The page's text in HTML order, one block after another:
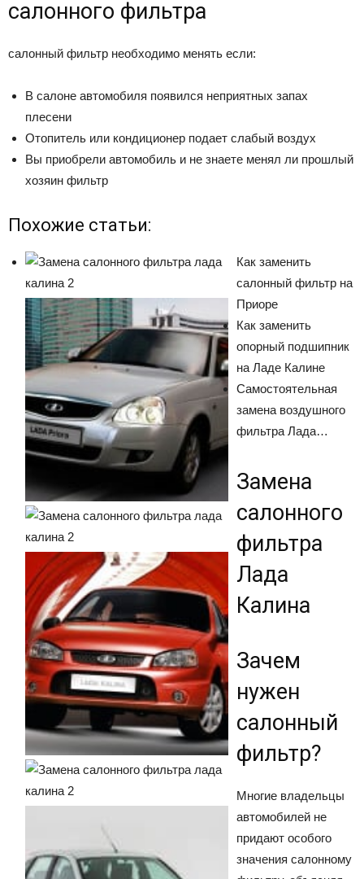
салонного фильтра
салонный фильтр необходимо менять если:
В салоне автомобиля появился неприятных запах
плесени
Отопитель или кондиционер подает слабый воздух
Вы приобрели автомобиль и не знаете менял ли прошлый
хозяин фильтр
Похожие статьи:
Как заменить
салонный фильтр на
Приоре
Как заменить
опорный подшипник
на Ладе Калине
Самостоятельная
замена воздушного
фильтра Лада…
Замена
салонного
фильтра
Лада
Калина
Зачем
нужен
салонный
фильтр?
Многие владельцы
автомобилей не
придают особого
значения салонному